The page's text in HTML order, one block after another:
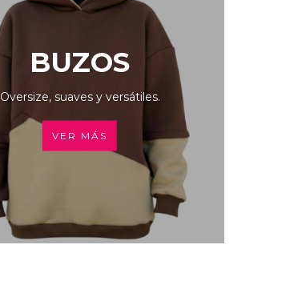
BUZOS
Oversize, suaves y versátiles.
VER MÁS